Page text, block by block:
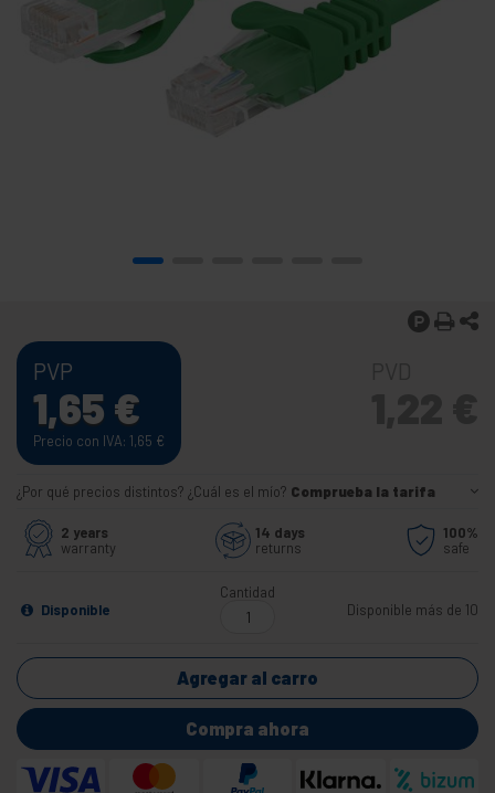
PVP
1,65 €
Precio con IVA: 1,65 €
¿Por qué precios distintos? ¿Cuál es el mío? Comprueba la tarifa
2 years
warranty
14 days
returns
100%
safe
Disponible
Cantidad
Disponible más de 10
Agregar al carro
Compra ahora